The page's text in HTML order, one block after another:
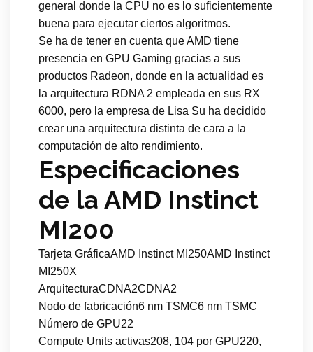
general donde la CPU no es lo suficientemente
buena para ejecutar ciertos algoritmos.
Se ha de tener en cuenta que AMD tiene
presencia en GPU Gaming gracias a sus
productos Radeon, donde en la actualidad es
la arquitectura RDNA 2 empleada en sus RX
6000, pero la empresa de Lisa Su ha decidido
crear una arquitectura distinta de cara a la
computación de alto rendimiento.
Especificaciones
de la AMD Instinct
MI200
Tarjeta GráficaAMD Instinct MI250AMD Instinct
MI250X
ArquitecturaCDNA2CDNA2
Nodo de fabricación6 nm TSMC6 nm TSMC
Número de GPU22
Compute Units activas208, 104 por GPU220,